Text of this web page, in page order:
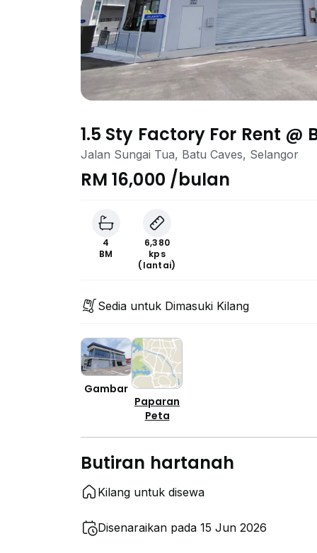
1.5 Sty Factory For Rent @
Jalan Sungai Tua, Batu Caves, Selangor
RM 16,000 /bulan
4
BM
6,380
kps
(lantai)
Sedia untuk Dimasuki Kilang
Gambar
Paparan
Peta
Butiran hartanah
Kilang untuk disewa
Disenaraikan pada 15 Jun 2026